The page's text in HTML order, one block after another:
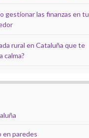
gestionar las finanzas en tu
rural en Cataluña que te
calma?
en paredes